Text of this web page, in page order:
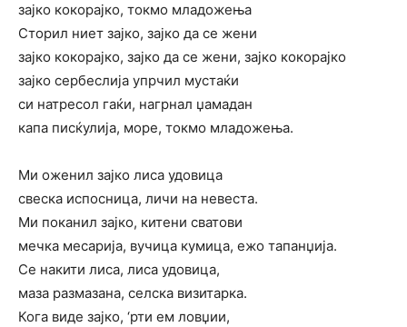
зајко кокорајко, токмо младожења
Сторил ниет зајко, зајко да се жени
зајко кокорајко, зајко да се жени, зајко кокорајко
зајко сербеслија упрчил мустаќи
си натресол гаќи, нагрнал џамадан
капа писќулија, море, токмо младожења.
Ми оженил зајко лиса удовица
свеска испосница, личи на невеста.
Ми поканил зајко, китени сватови
мечка месарија, вучица кумица, ежо тапанџија.
Се накити лиса, лиса удовица,
маза размазана, селска визитарка.
Кога виде зајко, ‘рти ем ловџии,